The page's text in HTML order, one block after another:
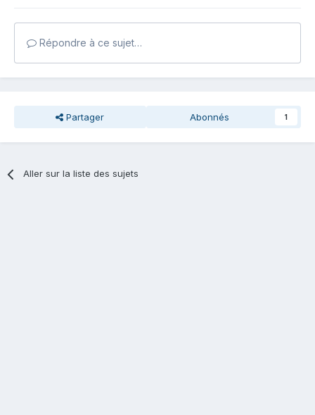
Répondre à ce sujet…
Partager Abonnés 1
Aller sur la liste des sujets